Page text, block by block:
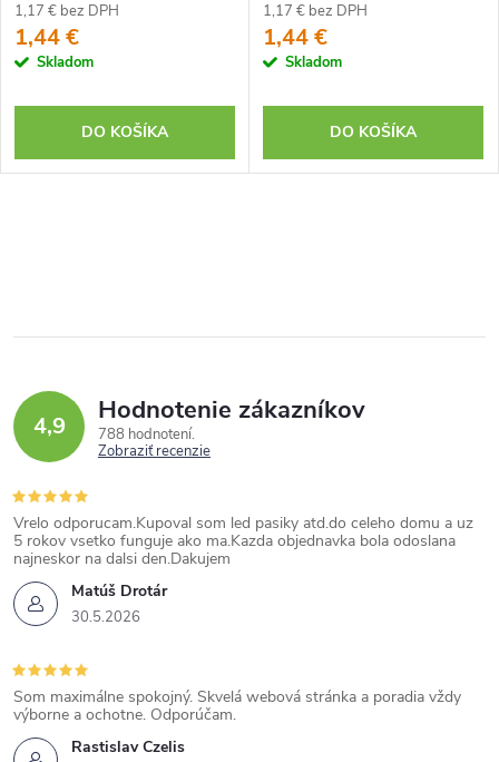
1,17 € bez DPH
1,44 €
Skladom
DO KOŠÍKA
1,17 € bez DPH
1,44 €
Skladom
DO KOŠÍKA
4,9 Hodnotenie zákazníkov
788 hodnotení
Zobraziť recenzie
Matúš Drotár
30.5.2026
Vrelo odporucam.Kupoval som led pasiky atd.do celeho domu a uz
5 rokov vsetko funguje ako ma.Kazda objednavka bola odoslana
najneskor na dalsi den.Dakujem
Rastislav Czelis
Som maximálne spokojný. Skvelá webová stránka a poradia vždy
výborne a ochotne. Odporúčam.